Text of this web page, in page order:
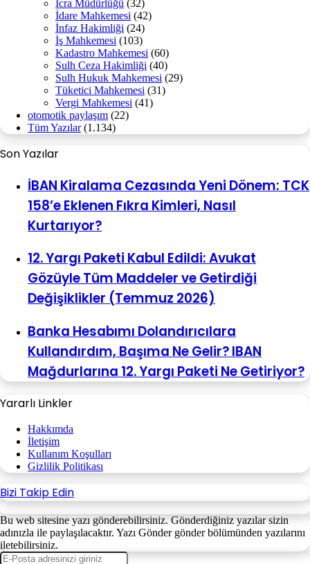
İcra Müdürlüğü (32)
İdare Mahkemesi (42)
İnfaz Hakimliği (24)
İş Mahkemesi (103)
Kadastro Mahkemesi (60)
Sulh Ceza Hakimliği (40)
Sulh Hukuk Mahkemesi (29)
Tüketici Mahkemesi (31)
Vergi Mahkemesi (41)
otomotik paylaşım (22)
Tüm Yazılar(1.134)
Son Yazılar
İBAN Kiralama Cezasında Yeni Dönem: TCK
158’e Eklenen Fıkra Kimleri, Nasıl
Kurtarıyor?
12. Yargı Paketi Kabul Edildi: Avukat
Gözüyle Tüm Maddeler ve Getirdiği
Değişiklikler (Temmuz 2026)
Banka Hesabımı Dolandırıcılara
Kullandırdım, Başıma Ne Gelir? IBAN
Mağdurlarına 12. Yargı Paketi Ne Getiriyor?
Yararlı Linkler
Hakkımda
İletişim
Kullanım Koşulları
Gizlilik Politikası
Bizi Takip Edin
Bu web sitesine yazı gönderebilirsiniz. Gönderdiğiniz yazılar sizin
adınızla ile paylaşılacaktır. Yazı Gönder gönder bölümünden yazılarını
iletebilirsiniz.
E-